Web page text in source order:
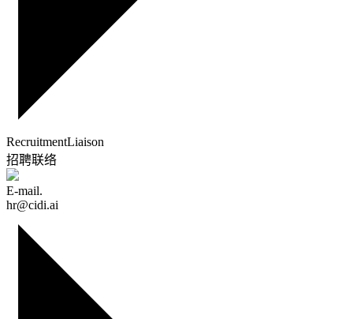
RecruitmentLiaison
招聘联络
E-mail.
hr@cidi.ai